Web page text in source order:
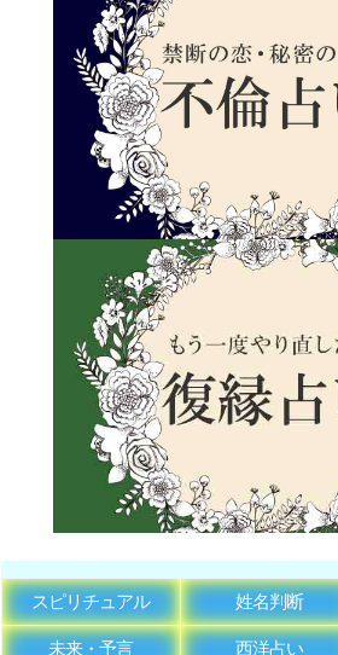
スピリチュアル 姓名判断
未来・予言 西洋占い